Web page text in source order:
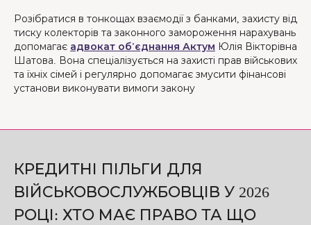
Розібратися в тонкощах взаємодії з банками, захисту від
тиску колекторів та законного замороження нарахувань
допомагає адвокат об'єднання Актум Юлія Вікторівна
Шатова. Вона спеціалізується на захисті прав військових
та їхніх сімей і регулярно допомагає змусити фінансові
установи виконувати вимоги закону
КРЕДИТНІ ПІЛЬГИ ДЛЯ
ВІЙСЬКОВОСЛУЖБОВЦІВ У 2026
РОЦІ: ХТО МАЄ ПРАВО ТА ЩО